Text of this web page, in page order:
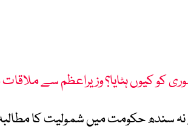
کو کیوں ہٹایا؟ وزیراعظم سے ملاقات
نہ سندھ حکومت میں شمولیت کا